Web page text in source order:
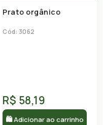
Prato orgânico
Cód: 3062
R$ 58,19
🛍 Adicionar ao carrinho